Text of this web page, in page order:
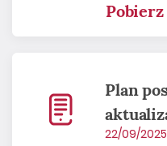
Pobierz
Plan
22/09/2025,